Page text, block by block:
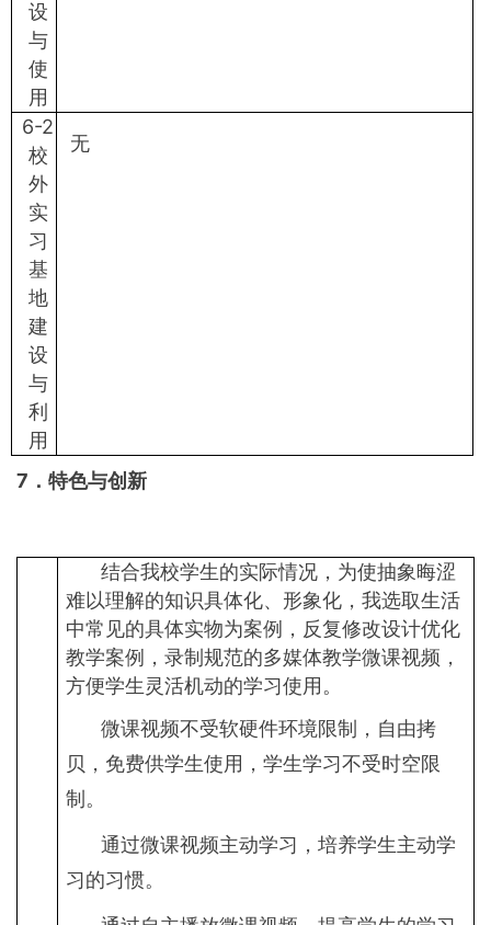
设
与
使
用
6-2
校
外
实
习
基
地
建
设
与
利
用
无
7 ．特色与创新
结合我校学生的实际情况，为使抽象晦涩
难以理解的知识具体化、形象化，我选取生活
中常见的具体实物为案例，反复修改设计优化
教学案例，录制规范的多媒体教学微课视频，
方便学生灵活机动的学习使用。
微课视频不受软硬件环境限制，自由拷
贝，免费供学生使用，学生学习不受时空限
制。
通过微课视频主动学习，培养学生主动学
习的习惯。